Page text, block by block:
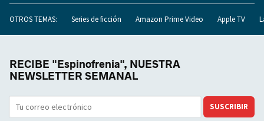
OTROS TEMAS: Series de ficción Amazon Prime Video Apple TV
RECIBE "Espinofrenia", NUESTRA
NEWSLETTER SEMANAL
SUSCRIBIR